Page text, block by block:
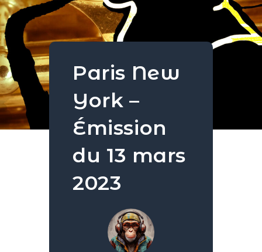
Paris New
York –
Émission
du 13 mars
2023